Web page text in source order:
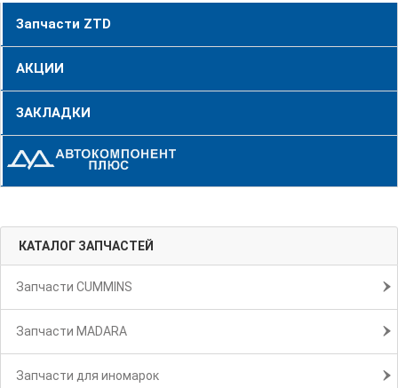
Запчасти ZTD
АКЦИИ
ЗАКЛАДКИ
КАТАЛОГ ЗАПЧАСТЕЙ
Запчасти CUMMINS
Запчасти MADARA
Запчасти для иномарок